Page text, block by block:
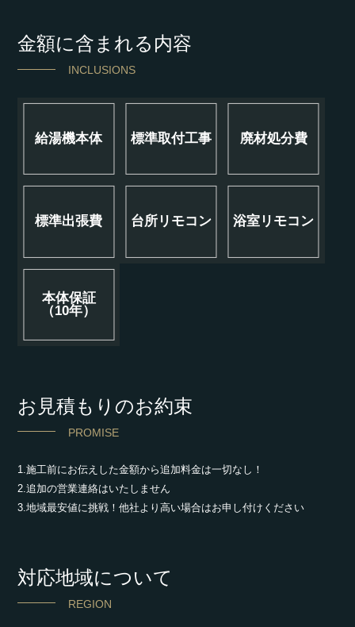
金額に含まれる内容
INCLUSIONS
給湯機本体 標準取付工事 廃材処分費
標準出張費 台所リモコン 浴室リモコン
本体保証
（10年）
お見積もりのお約束
PROMISE
1.施工前にお伝えした金額から追加料金は一切なし！
2.追加の営業連絡はいたしません
3.地域最安値に挑戦！他社より高い場合はお申し付けください
対応地域について
REGION